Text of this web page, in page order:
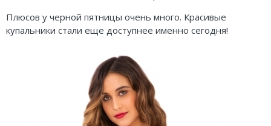
Плюсов у черной пятницы очень много. Красивые
купальники стали еще доступнее именно сегодня!